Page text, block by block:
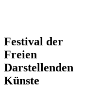
Festival der
Freien
Darstellenden
Künste